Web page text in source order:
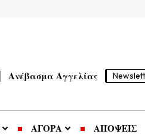
Ανέβασμα Αγγελίας
ΑΓΟΡΑ ΑΠΟΨΕΙΣ